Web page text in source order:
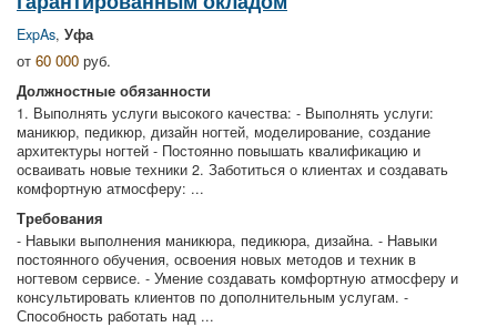
ExpAs, Уфа
от 60 000 руб.
Должностные обязанности
1. Выполнять услуги высокого качества: - Выполнять услуги:
маникюр, педикюр, дизайн ногтей, моделирование, создание
архитектуры ногтей - Постоянно повышать квалификацию и
осваивать новые техники 2. Заботиться о клиентах и создавать
комфортную атмосферу: ...
Требования
- Навыки выполнения маникюра, педикюра, дизайна. - Навыки
постоянного обучения, освоения новых методов и техник в
ногтевом сервисе. - Умение создавать комфортную атмосферу и
консультировать клиентов по дополнительным услугам. -
Способность работать над ...